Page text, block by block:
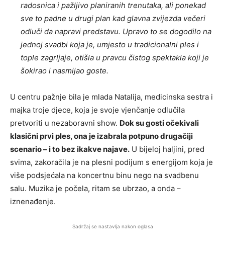
radosnica i pažljivo planiranih trenutaka, ali ponekad
sve to padne u drugi plan kad glavna zvijezda večeri
odluči da napravi predstavu. Upravo to se dogodilo na
jednoj svadbi koja je, umjesto u tradicionalni ples i
tople zagrljaje, otišla u pravcu čistog spektakla koji je
šokirao i nasmijao goste.
U centru pažnje bila je mlada Natalija, medicinska sestra i
majka troje djece, koja je svoje vjenčanje odlučila
pretvoriti u nezaboravni show. Dok su gosti očekivali
klasični prvi ples, ona je izabrala potpuno drugačiji
scenario – i to bez ikakve najave. U bijeloj haljini, pred
svima, zakoračila je na plesni podijum s energijom koja je
više podsjećala na koncertnu binu nego na svadbenu
salu. Muzika je počela, ritam se ubrzao, a onda –
iznenađenje.
Sadržaj se nastavlja nakon oglasa